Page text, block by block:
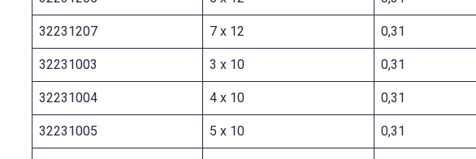
32231207 7 x 12 0,31
32231003 3 x 10 0,31
32231004 4 x 10 0,31
32231005 5 x 10 0,31